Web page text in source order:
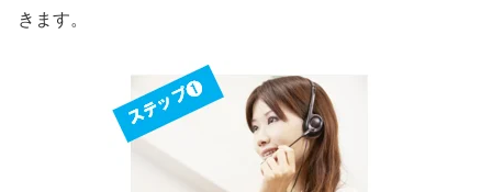
きます。